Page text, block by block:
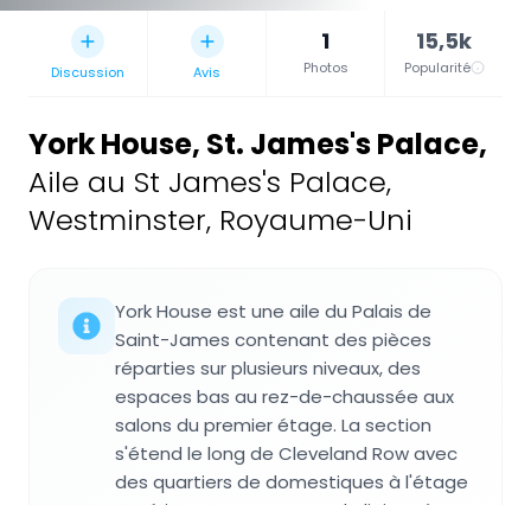
Discussion Avis
1
Photos
15,5k
Popularité
York House, St. James's Palace,
Aile au St James's Palace,
Westminster, Royaume-Uni
York House est une aile du Palais de
Saint-James contenant des pièces
réparties sur plusieurs niveaux, des
espaces bas au rez-de-chaussée aux
salons du premier étage. La section
s'étend le long de Cleveland Row avec
des quartiers de domestiques à l'étage